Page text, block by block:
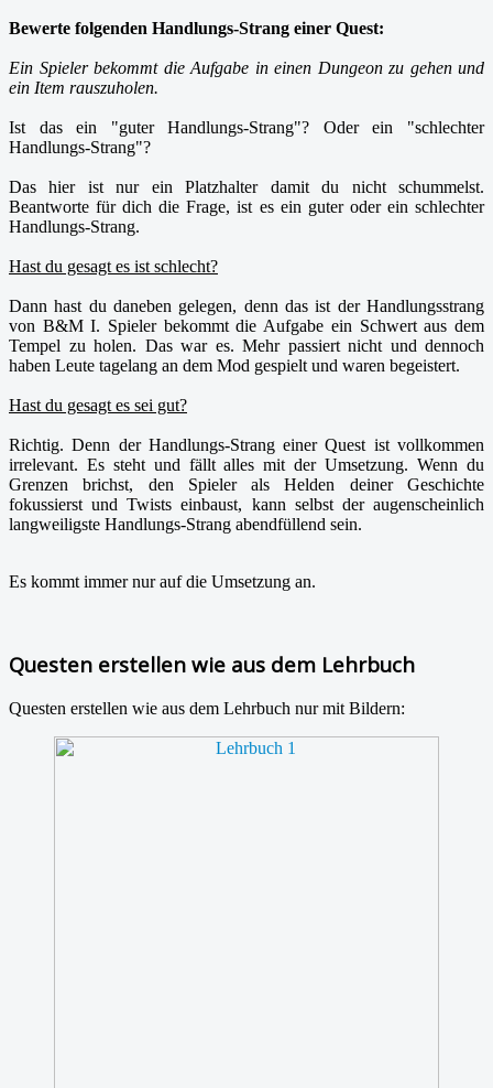
Bewerte folgenden Handlungs-Strang einer Quest:
Ein Spieler bekommt die Aufgabe in einen Dungeon zu gehen und
ein Item rauszuholen.
Ist das ein "guter Handlungs-Strang"? Oder ein "schlechter
Handlungs-Strang"?
Das hier ist nur ein Platzhalter damit du nicht schummelst.
Beantworte für dich die Frage, ist es ein guter oder ein schlechter
Handlungs-Strang.
Hast du gesagt es ist schlecht?
Dann hast du daneben gelegen, denn das ist der Handlungsstrang
von B&M I. Spieler bekommt die Aufgabe ein Schwert aus dem
Tempel zu holen. Das war es. Mehr passiert nicht und dennoch
haben Leute tagelang an dem Mod gespielt und waren begeistert.
Hast du gesagt es sei gut?
Richtig. Denn der Handlungs-Strang einer Quest ist vollkommen
irrelevant. Es steht und fällt alles mit der Umsetzung. Wenn du
Grenzen brichst, den Spieler als Helden deiner Geschichte
fokussierst und Twists einbaust, kann selbst der augenscheinlich
langweiligste Handlungs-Strang abendfüllend sein.
Es kommt immer nur auf die Umsetzung an.
Questen erstellen wie aus dem Lehrbuch
Questen erstellen wie aus dem Lehrbuch nur mit Bildern: